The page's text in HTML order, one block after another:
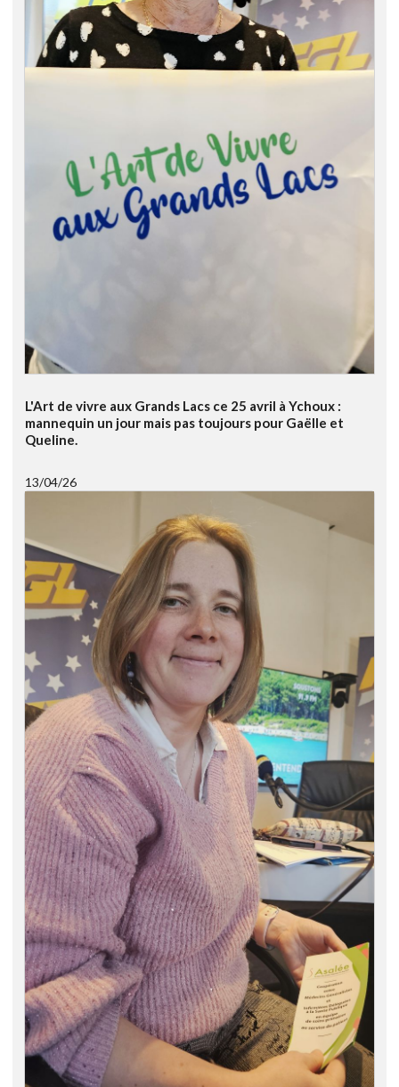
L'Art de vivre aux Grands Lacs ce 25 avril à Ychoux :
mannequin un jour mais pas toujours pour Gaëlle et
Queline.
13/04/26